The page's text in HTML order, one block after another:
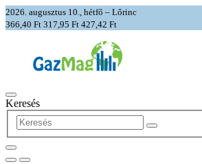
2026. augusztus 10., hétfő – Lőrinc
366,40 Ft 317,95 Ft 427,42 Ft
Keresés